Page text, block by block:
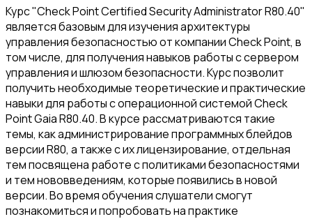
Курс "Check Point Certified Security Administrator R80.40"
является базовым для изучения архитектуры
управления безопасностью от компании Check Point, в
том числе, для получения навыков работы с сервером
управления и шлюзом безопасности. Курс позволит
получить необходимые теоретические и практические
навыки для работы с операционной системой Check
Point Gaia R80.40. В курсе рассматриваются такие
темы, как администрирование программных блейдов
версии R80, а также с их лицензирование, отдельная
тем посвящена работе с политиками безопасностями
и тем нововведениям, которые появились в новой
версии. Во время обучения слушатели смогут
познакомиться и попробовать на практике